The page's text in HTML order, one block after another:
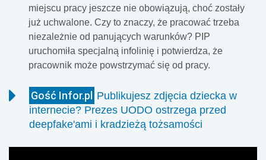
miejscu pracy jeszcze nie obowiązują, choć zostały
już uchwalone. Czy to znaczy, że pracować trzeba
niezależnie od panujących warunków? PIP
uruchomiła specjalną infolinię i potwierdza, że
pracownik może powstrzymać się od pracy.
Gość Infor.pl Publikujesz zdjęcia dziecka w
internecie? Prezes UODO ostrzega przed
deepfake'ami i kradzieżą tożsamości